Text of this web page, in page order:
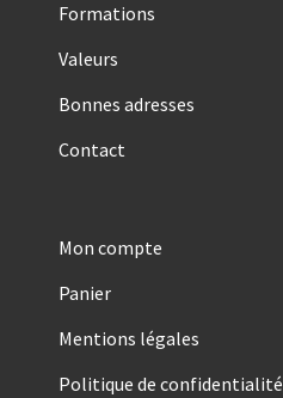
Formations
Valeurs
Bonnes adresses
Contact
Mon compte
Panier
Mentions légales
Politique de confidentialité